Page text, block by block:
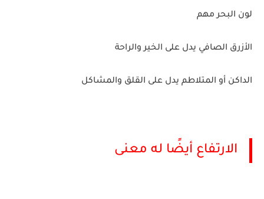
لون البحر مهم
الأزرق الصافي يدل على الخير والراحة
الداكن أو المتلاطم يدل على القلق والمشاكل
الارتفاع أيضًا له معنى